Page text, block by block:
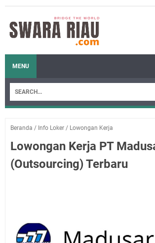
MENU
Beranda / Info Loker / Lowongan Kerja
Lowongan Kerja PT
(Outsourcing) Terbaru